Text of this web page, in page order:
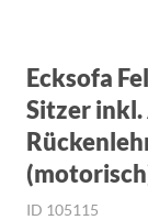
Ecksofa
Sitzer
ID 105115